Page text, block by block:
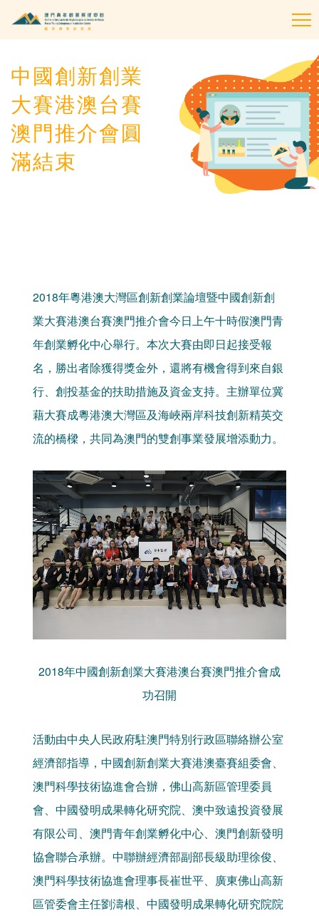
中國創新創業
大賽港澳台賽
澳門推介會圓
滿結束
2018年粵港澳大灣區創新創業論壇暨中國創新創
業大賽港澳台賽澳門推介會今日上午十時假澳門青
年創業孵化中心舉行。本次大賽由即日起接受報
名，勝出者除獲得獎金外，還將有機會得到來自銀
行、創投基金的扶助措施及資金支持。主辦單位冀
藉大賽成粵港澳大灣區及海峽兩岸科技創新精英交
流的橋樑，共同為澳門的雙創事業發展增添動力。
2018年中國創新創業大賽港澳台賽澳門推介會成
功召開
活動由中央人民政府駐澳門特別行政區聯絡辦公室
經濟部指導，中國創新創業大賽港澳臺賽組委會、
澳門科學技術協進會合辦，佛山高新區管理委員
會、中國發明成果轉化研究院、澳中致遠投資發展
有限公司、澳門青年創業孵化中心、澳門創新發明
協會聯合承辦。中聯辦經濟部副部長級助理徐俊、
澳門科學技術協進會理事長崔世平、廣東佛山高新
區管委會主任劉濤根、中國發明成果轉化研究院院